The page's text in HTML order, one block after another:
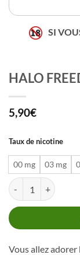
SI
HALO
5,90€
Taux de nicotine
00 mg 03 mg
quantité de HALO
Vous allez